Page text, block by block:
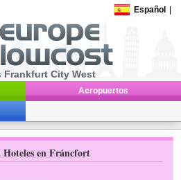
Español
Frankfurt City West
Aeropuertos
en Fráncfort